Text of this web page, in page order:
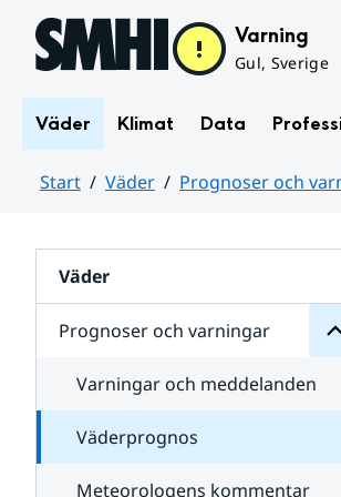
Hoppa till sidans innehåll Varning
Gul, Sverige
Väder Klimat Data
Start Väder Prognoser och
Väder
Prognoser och varningar
Varningar och meddelanden
Väderprognos
Meteorologens kommentar